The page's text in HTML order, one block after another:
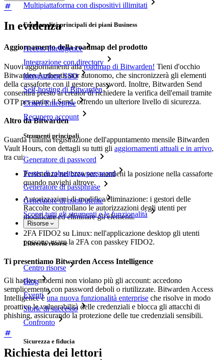
Multipiattaforma con dispositivi illimitati
Funzionalità principali dei piani Business
Access Intelligence
Integrazione con directory
Integrazione SSO
Self-hosting di Bitwarden
Criteri Enterprise
Recupero account
Strumenti principali
Generatore di password
Tester di robustezza password
Generatore di passphrase
Generatore di nomi utente
Scopri tutti gli strumenti e le funzionalità
Risorse
Libreria risorse
Centro risorse
Blog
Eventi
Storie di successo
Confronto
Sicurezza e fiducia
In evidenza
Aggiornamento della roadmap del prodotto
Nuovi aggiornamenti allaroadmap di Bitwarden! Tieni d'occhio
Bitwarden Authenticator autonomo, che sincronizzerà gli elementi
della cassaforte con il gestore password. Inoltre, Bitwarden Send
consentirà presto ai creator di richiedere la verifica dell'email tramite
OTP per aprire il Send, offrendo un ulteriore livello di sicurezza.
Altro da Bitwarden
Guarda l'ultima registrazione dell'appuntamento mensile Bitwarden
Vault Hours, con dettagli su tutti gli aggiornamenti attuali e in arrivo,
tra cui:
Persistenza nel browser: mantieni la posizione nella cassaforte
quando navighi altrove.
Autorizzazioni di modifica/eliminazione: i gestori delle
Raccolte controllano le autorizzazioni degli utenti per
modificare ed eliminare gli elementi.
2FA FIDO2 su Linux: nell'applicazione desktop gli utenti
possono usare la 2FA con passkey FIDO2.
Ti presentiamo Bitwarden Access Intelligence
Gli hacker moderni non violano più gli account: accedono
semplicemente con password deboli o riutilizzate. Bitwarden Access
Intelligence è una nuova funzionalità enterprise che risolve in modo
proattivo le vulnerabilità delle credenziali e blocca gli attacchi di
phishing, assicurando la protezione delle tue credenziali sensibili.
Richiesta dei lettori